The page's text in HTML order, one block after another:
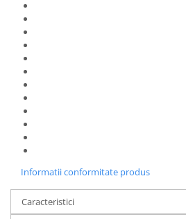
Informatii conformitate produs
Caracteristici